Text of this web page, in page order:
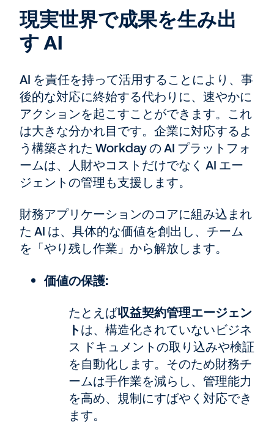
現実世界で成果を生み出
す AI
AI を責任を持って活用することにより、事
後的な対応に終始する代わりに、速やかに
アクションを起こすことができます。これ
は大きな分かれ目です。企業に対応するよ
う構築された Workday の AI プラットフォ
ームは、人財やコストだけでなく AI エー
ジェントの管理も支援します。
財務アプリケーションのコアに組み込まれ
た AI は、具体的な価値を創出し、チーム
を「やり残し作業」から解放します。
価値の保護:
たとえば収益契約管理エージェン
トは、構造化されていないビジネ
ス ドキュメントの取り込みや検証
を自動化します。そのため財務チ
ームは手作業を減らし、管理能力
を高め、規制にすばやく対応でき
ます。